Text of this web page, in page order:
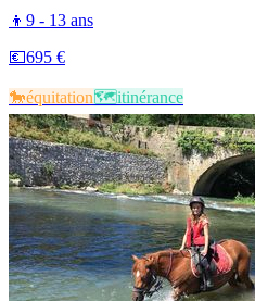
👦 9 - 13 ans
💶695 €
🐎​équitation🗺️​itinérance